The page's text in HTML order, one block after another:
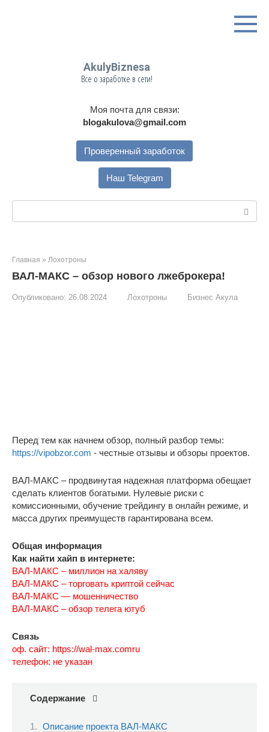
AkulyBiznesa
Все о заработке в сети!
Моя почта для связи:
blogakulova@gmail.com
Проверенный заработок
Наш Telegram
Главная » Лохотроны
ВАЛ-МАКС – обзор нового лжеброкера!
Опубликовано: 26.08.2024 Лохотроны Бизнес Акула
Перед тем как начнем обзор, полный разбор темы:
https://vipobzor.com - честные отзывы и обзоры проектов.
ВАЛ-МАКС – продвинутая надежная платформа обещает
сделать клиентов богатыми. Нулевые риски с
комиссионными, обучение трейдингу в онлайн режиме, и
масса других преимуществ гарантирована всем.
Общая информация
Как найти хайп в интернете:
ВАЛ-МАКС – миллион на халяву
ВАЛ-МАКС – торговать криптой сейчас
ВАЛ-МАКС — мошенничество
ВАЛ-МАКС – обзор телега ютуб
Связь
оф. сайт: https://wal-max.comru
телефон: не указан
Содержание
Описание проекта ВАЛ-МАКС